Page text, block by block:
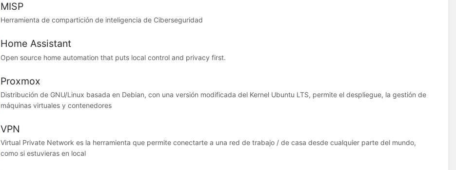
MISP
Herramienta de compartición de inteligencia de Ciberseguridad
Home Assistant
Open source home automation that puts local control and privacy first.
Proxmox
Distribución de GNU/Linux basada en Debian, con una versión modificada del Kernel Ubuntu LTS​, permite el despliegue, la gestión de
máquinas virtuales y contenedores
VPN
Virtual Private Network es la herramienta que permite conectarte a una red de trabajo / de casa desde cualquier parte del mundo,
como si estuvieras en local